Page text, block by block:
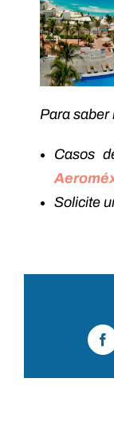
Para saber
Casos
Solicite